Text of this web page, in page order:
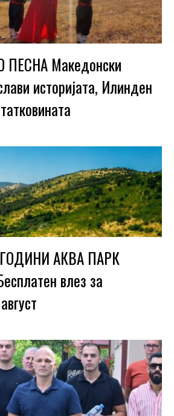
Македонски
историјата, Илинден
АКВА ПАРК
влез за